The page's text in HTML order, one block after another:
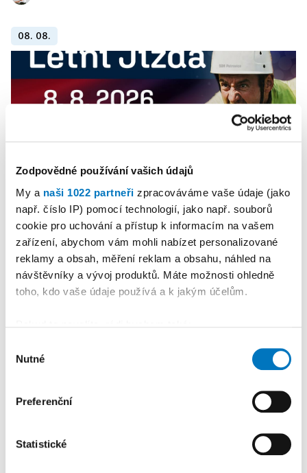
Zodpovědné používání vašich údajů
My a naši 1022 partneři zpracováváme vaše údaje (jako
např. číslo IP) pomocí technologií, jako např. souborů
cookie pro uchování a přístup k informacím na vašem
zařízení, abychom vám mohli nabízet personalizované
reklamy a obsah, měření reklam a obsahu, náhled na
návštěvníky a vývoj produktů. Máte možnosti ohledně
toho, kdo vaše údaje používá a k jakým účelům.
poloze, které mohou být přesné na několik metrů
skenování pro konkrétní charakteristiky (otisk prstu)
Zjistěte více o tom, jak zpracováváme vaše osobní
Svůj souhlas můžete kdykoliv změnit nebo odvolat v
souhlasu
Nutné
Preferenční
Statistické
08. 08.
PETRA KLEMENTOVÁ
08. 08.
PREMIUM